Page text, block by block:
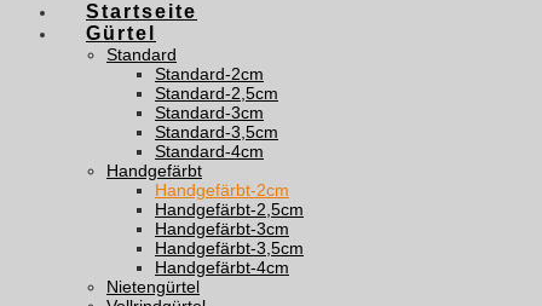
Startseite
Gürtel
Standard
Standard-2cm
Standard-2,5cm
Standard-3cm
Standard-3,5cm
Standard-4cm
Handgefärbt
Handgefärbt-2cm
Handgefärbt-2,5cm
Handgefärbt-3cm
Handgefärbt-3,5cm
Handgefärbt-4cm
Nietengürtel